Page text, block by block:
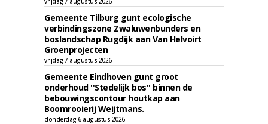
Gemeente Tilburg gunt ecologische
verbindingszone Zwaluwenbunders en
boslandschap Rugdijk aan Van Helvoirt
Groenprojecten
vrijdag 7 augustus 2026
Gemeente Eindhoven gunt groot
onderhoud ''Stedelijk bos'' binnen de
bebouwingscontour houtkap aan
Boomrooierij Weijtmans.
donderdag 6 augustus 2026